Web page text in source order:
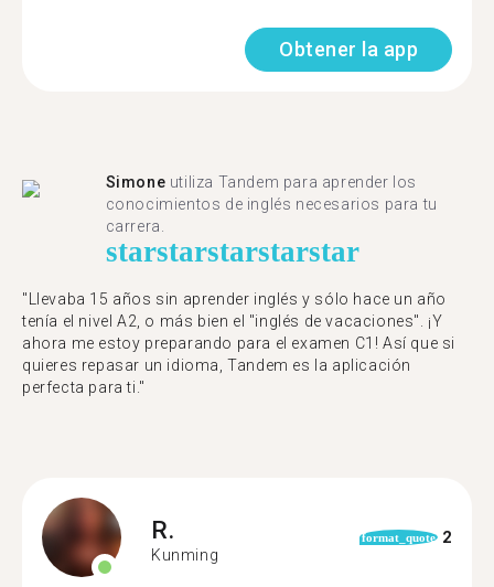
Obtener la app
Simone utiliza Tandem para aprender los
conocimientos de inglés necesarios para tu
carrera.
starstarstarstarstar
"Llevaba 15 años sin aprender inglés y sólo hace un año
tenía el nivel A2, o más bien el "inglés de vacaciones". ¡Y
ahora me estoy preparando para el examen C1! Así que si
quieres repasar un idioma, Tandem es la aplicación
perfecta para ti."
R.
Kunming
format_quote 2